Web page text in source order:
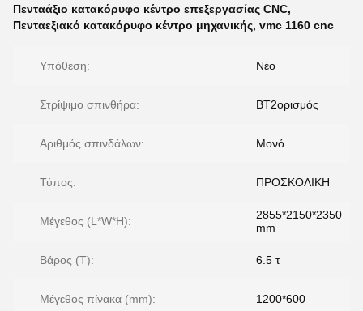
Πενταάξιο κατακόρυφο κέντρο επεξεργασίας CNC,
Πενταεξιακό κατακόρυφο κέντρο μηχανικής, vmc 1160 cnc
Υπόθεση: Νέο
Στρίψιμο σπινθήρα: BT2ορισμός
Αριθμός σπινδάλων: Μονό
Τύπος: ΠΡΟΣΚΟΛΙΚΗ
Μέγεθος (L*W*H):
2855*2150*2350
mm
Βάρος (T): 6.5 τ
Μέγεθος πίνακα (mm): 1200*600